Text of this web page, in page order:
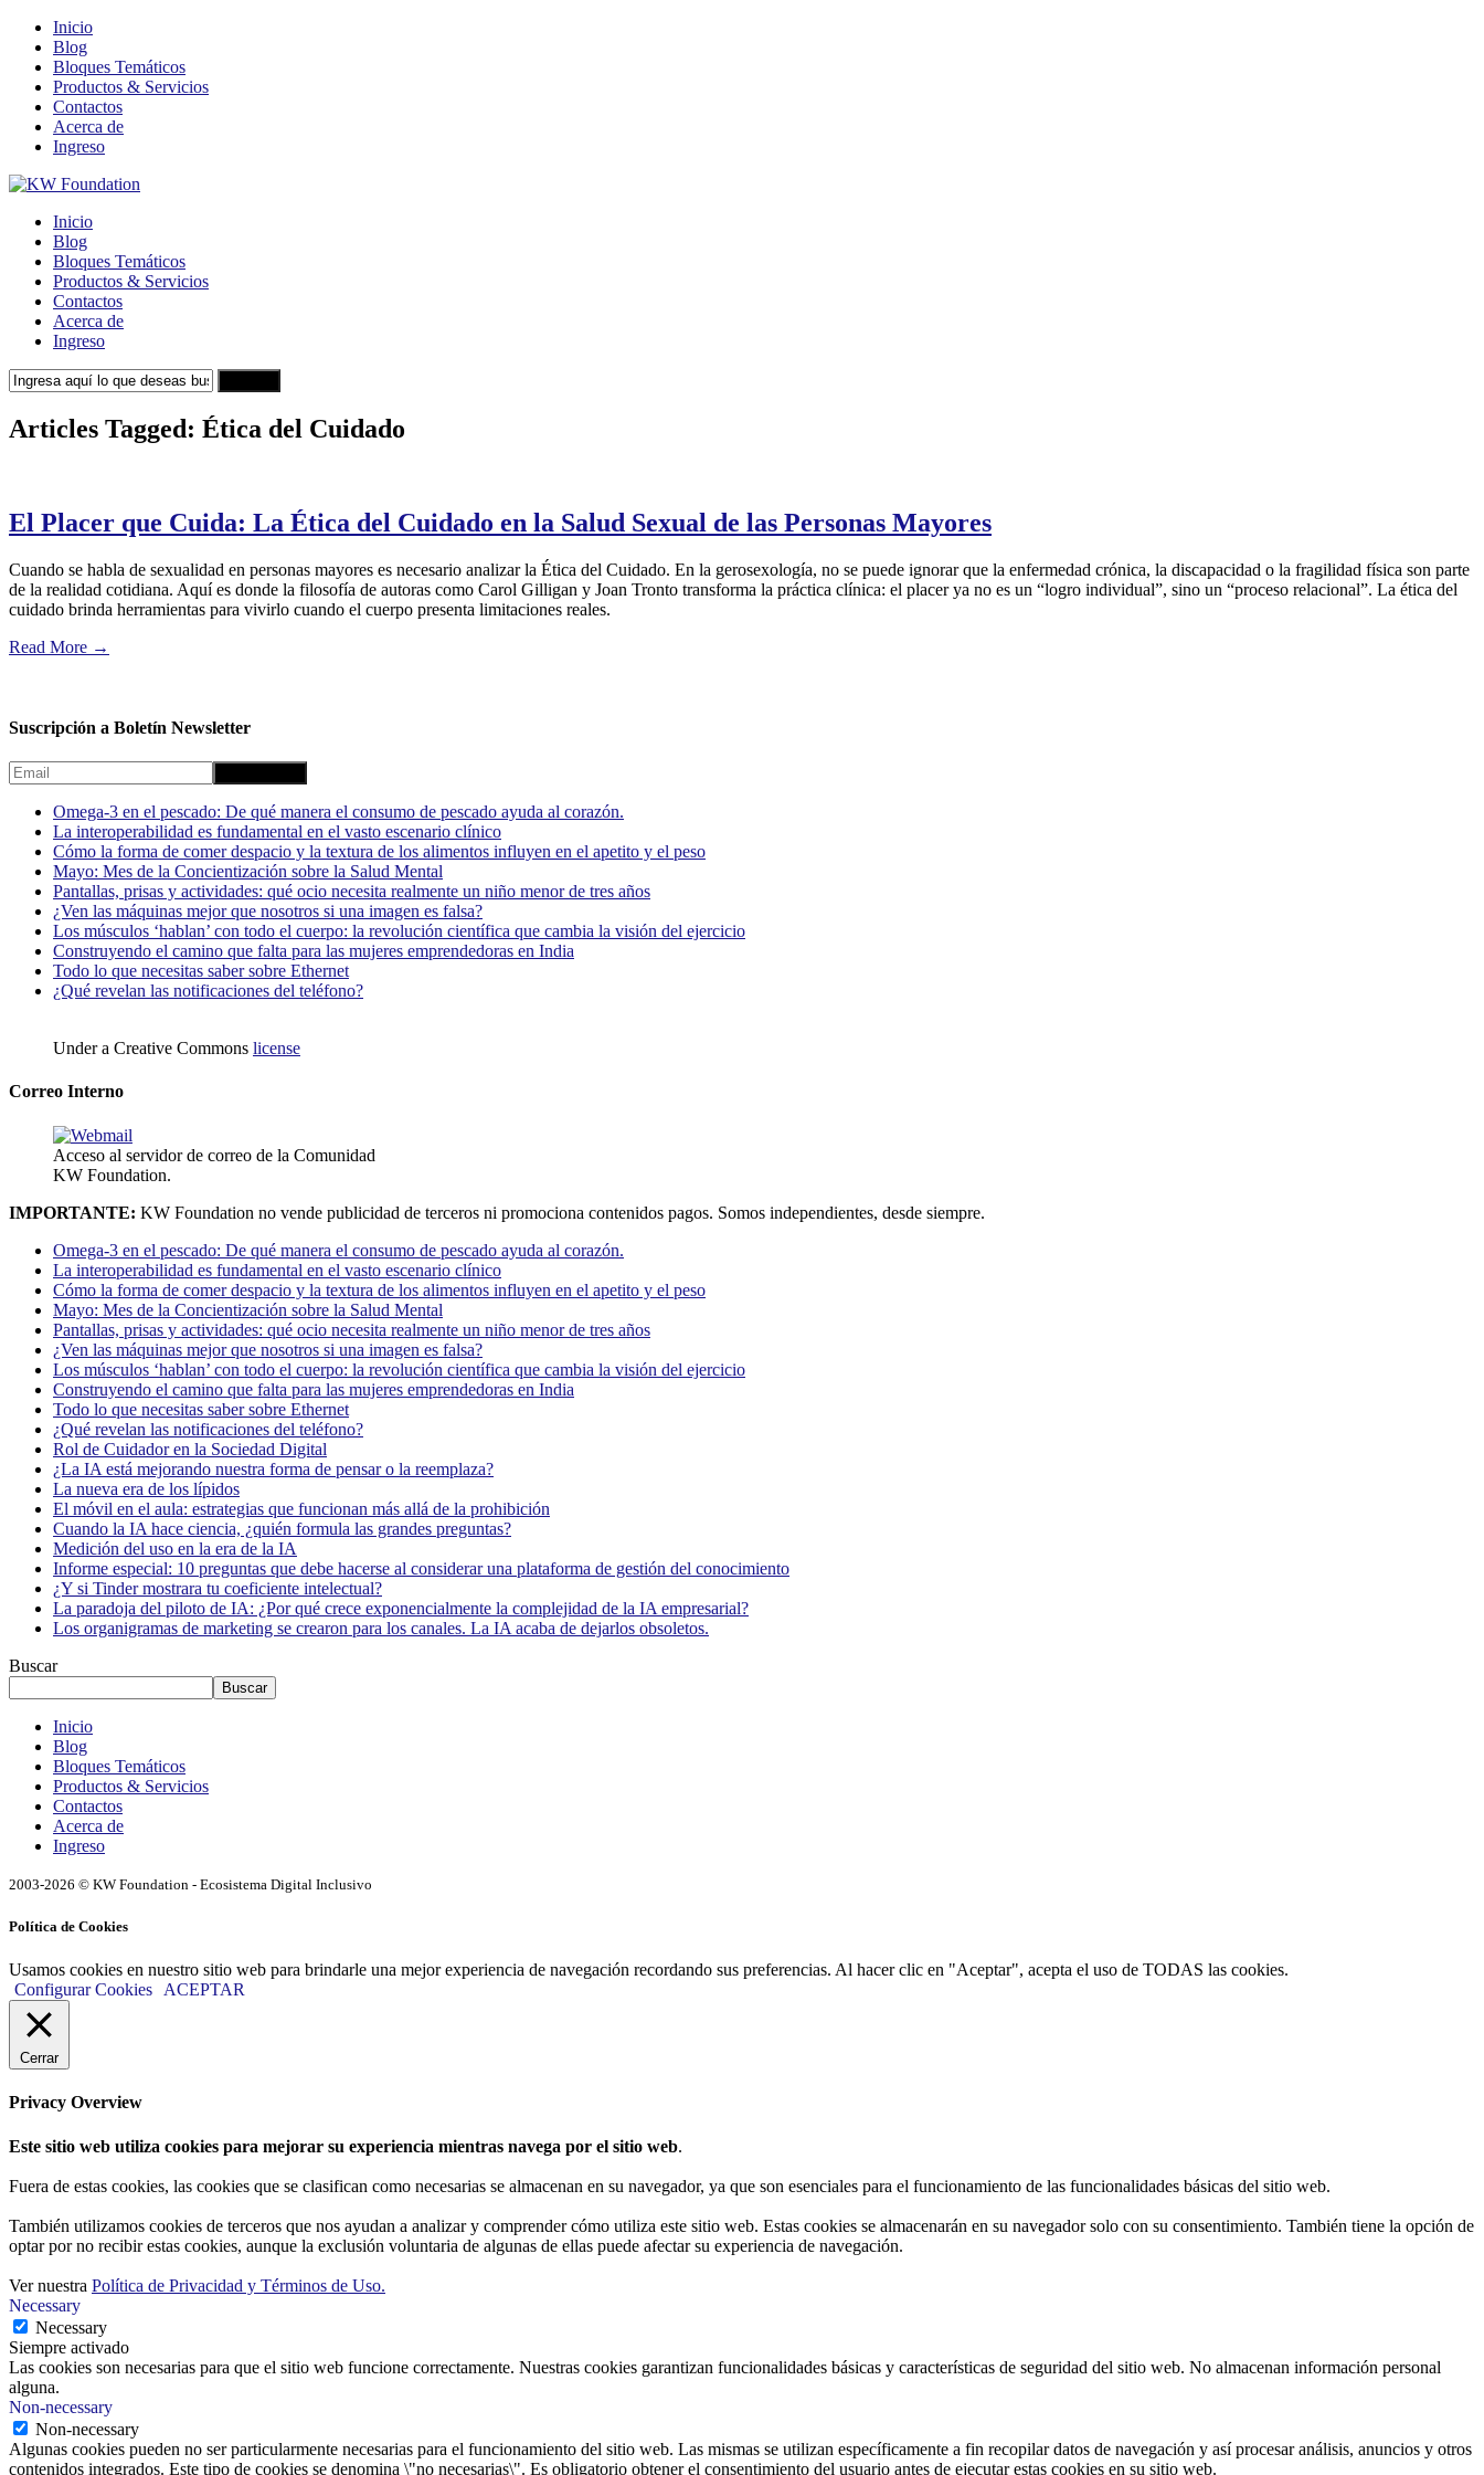
Inicio
Blog
Bloques Temáticos
Productos & Servicios
Contactos
Acerca de
Ingreso
Inicio
Blog
Bloques Temáticos
Productos & Servicios
Contactos
Acerca de
Ingreso
Articles Tagged: Ética del Cuidado
El Placer que Cuida: La Ética del Cuidado en la Salud Sexual de las Personas Mayores
Cuando se habla de sexualidad en personas mayores es necesario analizar la Ética del Cuidado. En la gerosexología, no se puede ignorar que la enfermedad crónica, la discapacidad o la fragilidad física son parte
de la realidad cotidiana. Aquí es donde la filosofía de autoras como Carol Gilligan y Joan Tronto transforma la práctica clínica: el placer ya no es un “logro individual”, sino un “proceso relacional”. La ética del
cuidado brinda herramientas para vivirlo cuando el cuerpo presenta limitaciones reales.
Read More →
Suscripción a Boletín Newsletter
Omega-3 en el pescado: De qué manera el consumo de pescado ayuda al corazón.
La interoperabilidad es fundamental en el vasto escenario clínico
Cómo la forma de comer despacio y la textura de los alimentos influyen en el apetito y el peso
Mayo: Mes de la Concientización sobre la Salud Mental
Pantallas, prisas y actividades: qué ocio necesita realmente un niño menor de tres años
¿Ven las máquinas mejor que nosotros si una imagen es falsa?
Los músculos ‘hablan’ con todo el cuerpo: la revolución científica que cambia la visión del ejercicio
Construyendo el camino que falta para las mujeres emprendedoras en India
Todo lo que necesitas saber sobre Ethernet
¿Qué revelan las notificaciones del teléfono?
Under a Creative Commons license
Correo Interno
Acceso al servidor de correo de la Comunidad
KW Foundation.
IMPORTANTE: KW Foundation no vende publicidad de terceros ni promociona contenidos pagos. Somos independientes, desde siempre.
Omega-3 en el pescado: De qué manera el consumo de pescado ayuda al corazón.
La interoperabilidad es fundamental en el vasto escenario clínico
Cómo la forma de comer despacio y la textura de los alimentos influyen en el apetito y el peso
Mayo: Mes de la Concientización sobre la Salud Mental
Pantallas, prisas y actividades: qué ocio necesita realmente un niño menor de tres años
¿Ven las máquinas mejor que nosotros si una imagen es falsa?
Los músculos ‘hablan’ con todo el cuerpo: la revolución científica que cambia la visión del ejercicio
Construyendo el camino que falta para las mujeres emprendedoras en India
Todo lo que necesitas saber sobre Ethernet
¿Qué revelan las notificaciones del teléfono?
Rol de Cuidador en la Sociedad Digital
¿La IA está mejorando nuestra forma de pensar o la reemplaza?
La nueva era de los lípidos
El móvil en el aula: estrategias que funcionan más allá de la prohibición
Cuando la IA hace ciencia, ¿quién formula las grandes preguntas?
Medición del uso en la era de la IA
Informe especial: 10 preguntas que debe hacerse al considerar una plataforma de gestión del conocimiento
¿Y si Tinder mostrara tu coeficiente intelectual?
La paradoja del piloto de IA: ¿Por qué crece exponencialmente la complejidad de la IA empresarial?
Los organigramas de marketing se crearon para los canales. La IA acaba de dejarlos obsoletos.
Buscar
Buscar
Inicio
Blog
Bloques Temáticos
Productos & Servicios
Contactos
Acerca de
Ingreso
2003-2026 © KW Foundation - Ecosistema Digital Inclusivo
Política de Cookies
Usamos cookies en nuestro sitio web para brindarle una mejor experiencia de navegación recordando sus preferencias. Al hacer clic en "Aceptar", acepta el uso de TODAS las cookies.
Configurar Cookies
ACEPTAR
Cerrar
Privacy Overview
Este sitio web utiliza cookies para mejorar su experiencia mientras navega por el sitio web.
Fuera de estas cookies, las cookies que se clasifican como necesarias se almacenan en su navegador, ya que son esenciales para el funcionamiento de las funcionalidades básicas del sitio web.
También utilizamos cookies de terceros que nos ayudan a analizar y comprender cómo utiliza este sitio web. Estas cookies se almacenarán en su navegador solo con su consentimiento. También tiene la opción de
optar por no recibir estas cookies, aunque la exclusión voluntaria de algunas de ellas puede afectar su experiencia de navegación.
Ver nuestra Política de Privacidad y Términos de Uso.
Necessary
Necessary
Siempre activado
Las cookies son necesarias para que el sitio web funcione correctamente. Nuestras cookies garantizan funcionalidades básicas y características de seguridad del sitio web. No almacenan información personal
alguna.
Non-necessary
Non-necessary
Algunas cookies pueden no ser particularmente necesarias para el funcionamiento del sitio web. Las mismas se utilizan específicamente a fin recopilar datos de navegación y así procesar análisis, anuncios y otros
contenidos integrados. Este tipo de cookies se denomina \"no necesarias\". Es obligatorio obtener el consentimiento del usuario antes de ejecutar estas cookies en su sitio web.